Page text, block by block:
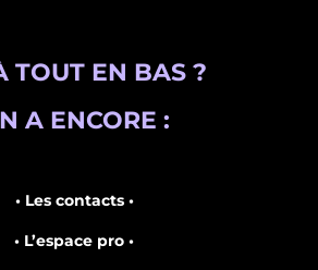
TOUT EN BAS ?
A ENCORE :
• Les contacts •
• L’espace pro •